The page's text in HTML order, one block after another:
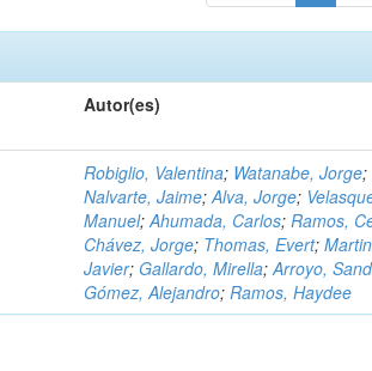
Autor(es)
Robiglio, Valentina; Watanabe, Jorge;
Nalvarte, Jaime;Alva, Jorge;
Manuel;Ahumada, Carlos;Ramos,
Chávez, Jorge; Thomas, Evert;
Javier; Gallardo, Mirella;Arroyo,
Gómez, Alejandro;Ramos, Haydee